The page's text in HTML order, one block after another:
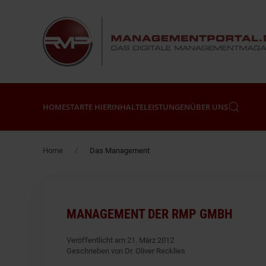
Zum Hauptinhalt springen
HOMESTARTE HIERINHALTELEISTUNGENÜBER UNS
Home Das Management
MANAGEMENT DER RMP GMBH
Veröffentlicht am 21. März 2012
Geschrieben von Dr. Oliver Recklies